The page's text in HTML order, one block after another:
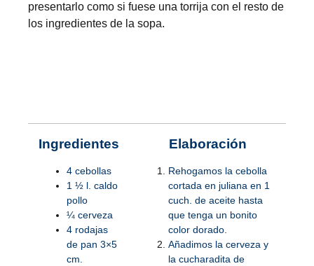
presentarlo como si fuese una torrija con el resto de
los ingredientes de la sopa.
Ingredientes
4 cebollas
1 ½ l. caldo
pollo
¼ cerveza
4 rodajas
de pan 3×5
cm.
Elaboración
Rehogamos la cebolla
cortada en juliana en 1
cuch. de aceite hasta
que tenga un bonito
color dorado.
Añadimos la cerveza y
la cucharadita de